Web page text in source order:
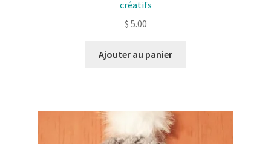
créatifs
$ 5.00
Ajouter au panier